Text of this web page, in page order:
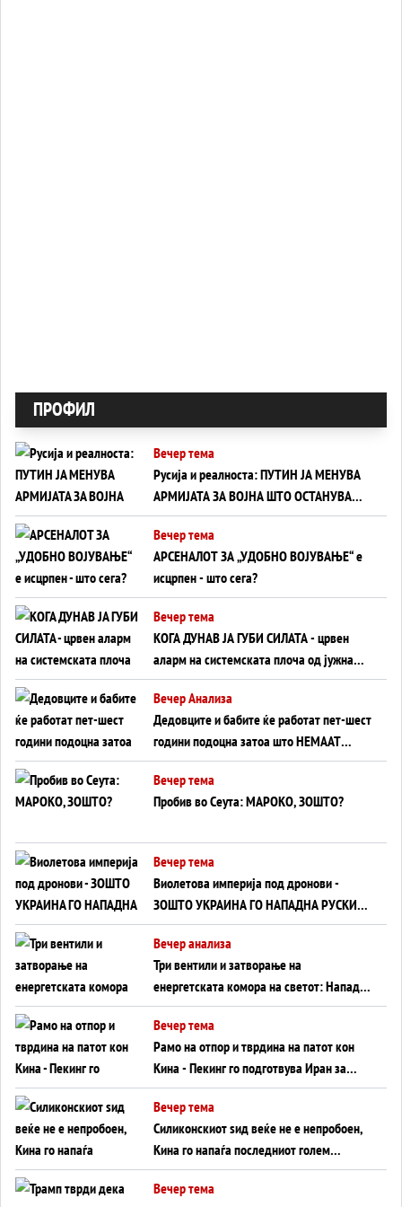
ПРОФИЛ
Вечер тема
Русија и реалноста: ПУТИН ЈА МЕНУВА
АРМИЈАТА ЗА ВОЈНА ШТО ОСТАНУВА
БЕЗ ФРОНТ
Вечер тема
АРСЕНАЛОТ ЗА „УДОБНО ВОЈУВАЊЕ“ е
исцрпен - што сега?
Вечер тема
КОГА ДУНАВ ЈА ГУБИ СИЛАТА - црвен
аларм на системската плоча од јужна
Германија до Црното Море...
Вечер Анализа
Дедовците и бабите ќе работат пет-шест
години подоцна затоа што НЕМААТ
ВНУЦИ ДА ГИ ЗАМЕНАТ
Вечер тема
Пробив во Сеута: МАРОКО, ЗОШТО?
Вечер тема
Виолетова империја под дронови -
ЗОШТО УКРАИНА ГО НАПАДНА РУСКИОТ
WILDBERRIES
Вечер анализа
Три вентили и затворање на
енергетската комора на светот: Нападот
во Суец најавува глобален енергетски
инфаркт?
Вечер тема
Рамо на отпор и тврдина на патот кон
Кина - Пекинг го подготвува Иран за
американска копнена инвазија
Вечер тема
Силиконскиот ѕид веќе не е непробоен,
Кина го напаѓа последниот голем
монопол на Западот?
Вечер тема